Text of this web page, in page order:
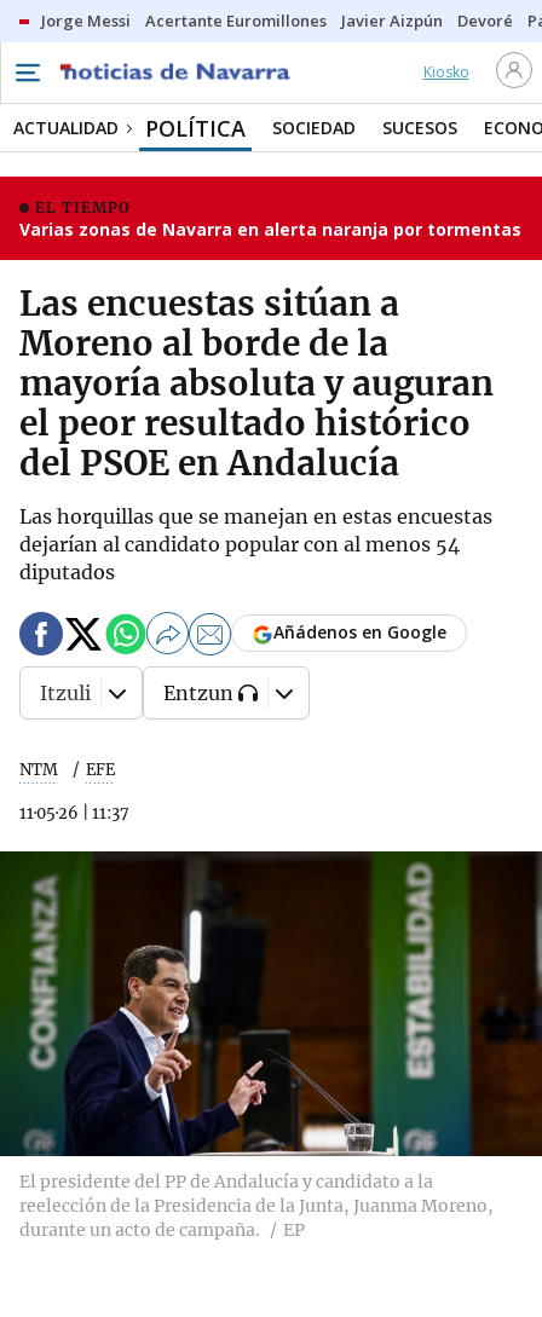
Jorge Messi Acertante Euromillones Javier Aizpún Devoré
Kiosko
ACTUALIDAD POLÍTICA SOCIEDAD SUCESOS
EL TIEMPO
Varias zonas de Navarra en alerta naranja por tormentas
Las encuestas sitúan a
Moreno al borde de la
mayoría absoluta y auguran
el peor resultado histórico
del PSOE en Andalucía
Las horquillas que se manejan en estas encuestas
dejarían al candidato popular con al menos 54
diputados
NTM EFE
11·05·26 11:37
Añádenos en Google
Itzuli Entzun
El presidente del PP de Andalucía y candidato a la
reelección de la Presidencia de la Junta, Juanma Moreno,
durante un acto de campaña.
EP